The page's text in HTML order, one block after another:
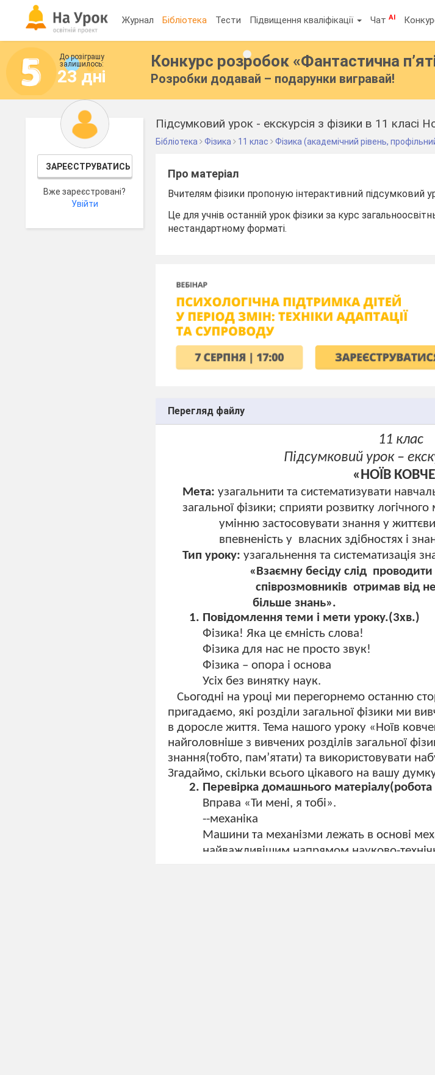
Журнал Бібліотека Тести Підвищення кваліфікації ЧатAI
До розіграшу
залишилось:
23 дні
Конкурс розробок «Фантастична
Розробки додавай – подарунки вигравай!
ЗАРЕЄСТРУВАТИСЬ
Вже зареєстровані?
Увійти
Підсумковий урок - екскурсія з фізики в 11 класі
Бібліотека Фізика 11 клас Фізика (академічний рівень,
Про матеріал
Вчителям фізики пропоную інтерактивний підсумковий
Це для учнів останній урок фізики за курс
нестандартному форматі.
Перегляд файлу
11 клас
Підсумковий урок –
«НОЇВ
Мета:узагальнити та систематизувати
загальної фізики; сприяти розвитку
умінню застосовувати знання у
впевненість у власних здібностях і
Тип уроку:узагальнення та систематизація
«Взаємну бесіду слід
співрозмовників отримав від
більше знань».
Повідомлення теми і мети уроку.(3хв.)
Фізика! Яка це ємність слова!
Фізика для нас не просто звук!
Фізика – опора і основа
Усіх без винятку наук.
Сьогодні на уроці ми перегорнемо останню
пригадаємо, які розділи загальної фізики ми
в доросле життя. Тема нашого уроку «Ноїв
найголовніше з вивчених розділів загальної
знання(тобто, пам’ятати) та використовувати
Згадаймо, скільки всього цікавого на вашу
Перевірка домашнього матеріалу(робота
Вправа «Ти мені, я тобі».
--механіка
Машини та механізми лежать в основі
найважливішим напрямом науково-